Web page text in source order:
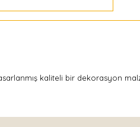
kaliteli bir dekorasyon